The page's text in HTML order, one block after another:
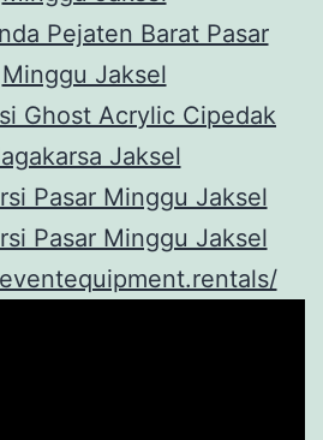
Pejaten Barat Pasar
Minggu Jaksel
Ghost Acrylic Cipedak
Jaksel
Pasar Minggu Jaksel
Pasar Minggu Jaksel